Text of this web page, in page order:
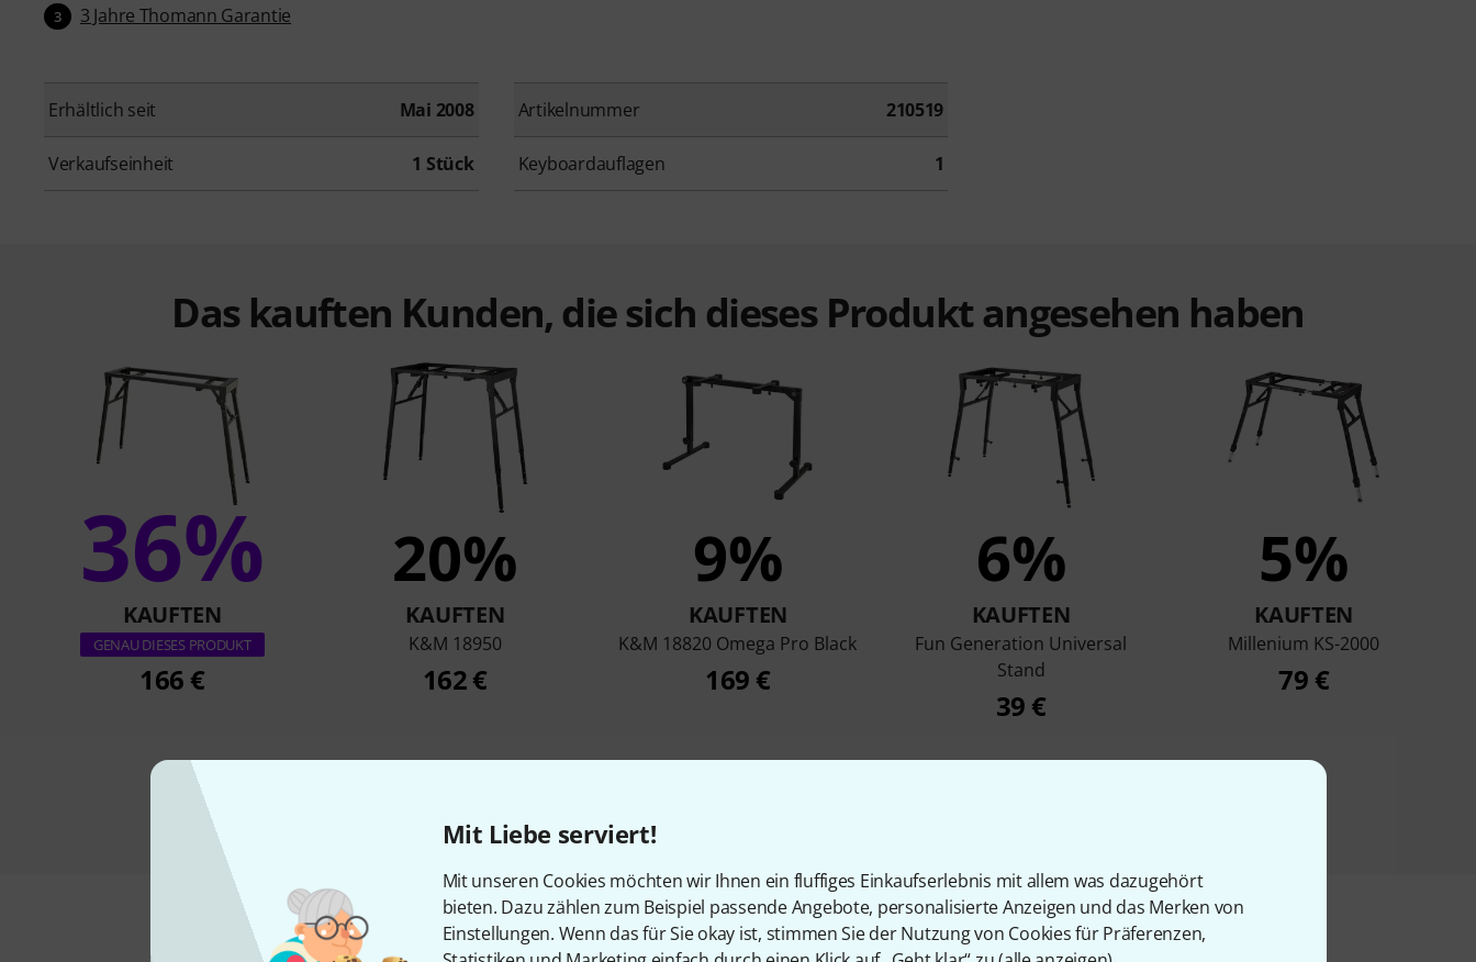
Mit Liebe serviert!
Mit unseren Cookies möchten wir Ihnen ein fluffiges Einkaufserlebnis mit allem was dazugehört
bieten. Dazu zählen zum Beispiel passende Angebote, personalisierte Anzeigen und das Merken von
Einstellungen. Wenn das für Sie okay ist, stimmen Sie der Nutzung von Cookies für Präferenzen,
3 3 Jahre Thomann Garantie
Erhältlich seit Mai 2008 Artikelnummer 210519
Verkaufseinheit 1 Stück Keyboardauflagen 1
Das kauften Kunden, die sich dieses Produkt angesehen haben
36%
KAUFTEN
GENAU DIESES PRODUKT
166 €
20%
KAUFTEN
K&M 18950
162 €
9%
KAUFTEN
K&M 18820 Omega Pro Black
169 €
6%
KAUFTEN
Fun Generation Universal
Stand
39 €
5%
KAUFTEN
Millenium KS-2000
79 €